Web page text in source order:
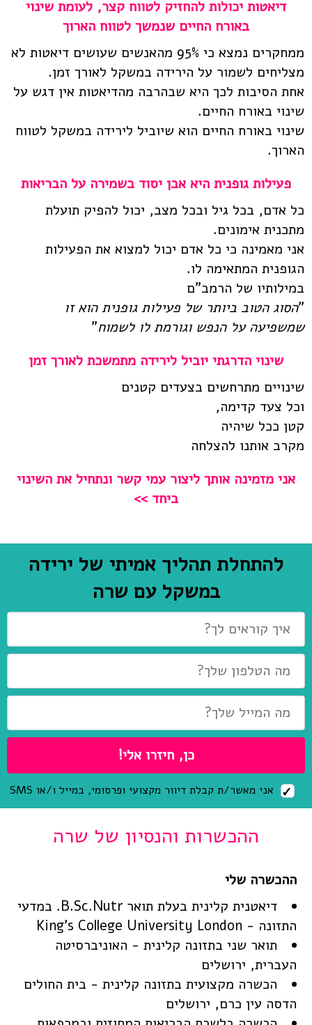
דיאטות יכולות להחזיק לטווח קצר, לעומת שינוי
באורח החיים שנמשך לטווח הארוך
ממחקרים נמצא כי 95% מהאנשים שעושים דיאטות לא
מצליחים לשמור על הירידה במשקל לאורך זמן.
אחת הסיבות לכך היא שבהרבה מהדיאטות אין דגש על
שינוי באורח החיים.
שינוי באורח החיים הוא שיוביל לירידה במשקל לטווח
הארוך.
פעילות גופנית היא אבן יסוד בשמירה על הבריאות
כל אדם, בכל גיל ובכל מצב, יכול להפיק תועלת
מתכנית אימונים.
אני מאמינה כי כל אדם יכול למצוא את הפעילות
הגופנית המתאימה לו.
במילותיו של הרמב"ם
"הסוג הטוב ביותר של פעילות גופנית הוא זו
שמשפיעה על הנפש וגורמת לו לשמוח"
שינוי הדרגתי יוביל לירידה מתמשכת לאורך זמן
שינויים מתרחשים בצעדים קטנים
וכל צעד קדימה,
קטן ככל שיהיה
מקרב אותנו להצלחה
אני מזמינה אותך ליצור עמי קשר ונתחיל את השינוי
ביחד >>
להתחלת תהליך אמיתי של ירידה
במשקל עם שרה
אני מאשר/ת קבלת דיוור מקצועי ופרסומי, במייל ו/או SMS
ההכשרות והנסיון של שרה
דיאטנית קלינית בעלת תואר B.Sc.Nutr. במדעי
התזונה - King's College University London
תואר שני בתזונה קלינית - האוניברסיטה
העברית, ירושלים
הכשרה מקצועית בתזונה קלינית - בית החולים
הדסה עין כרם, ירושלים